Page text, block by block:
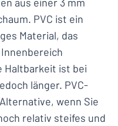
PVC ist ein
Material, das
Haltbarkeit ist bei
länger. PVC-
wenn Sie
relativ steifes und